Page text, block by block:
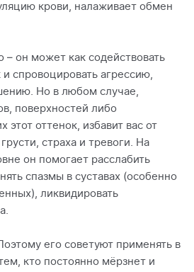
крови, налаживает обмен
– он может как содействовать
спровоцировать агрессию,
Но в любом случае,
поверхностей либо
оттенок, избавит вас от
страха и тревоги. На
он помогает расслабить
спазмы в суставах (особенно
ликвидировать
его советуют применять в
кто постоянно мёрзнет и